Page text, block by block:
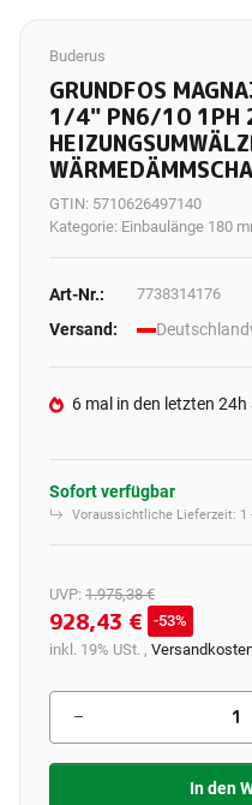
Buderus
GRUNDFOS
1/4" PN6/10 1PH
GTIN: 5710626497140
Kategorie: Einbaulänge 180
Art-Nr.: 7738314176
Versand:
6 mal in den letzten 24h
Sofort verfügbar
Voraussichtliche Lieferzeit: 1
UVP: 1.975,38 €
928,43 €
53%
inkl. 19% USt. ,
In den